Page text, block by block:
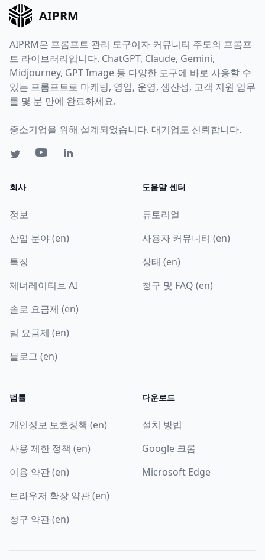
AIPRM
AIPRM은 프롬프트 관리 도구이자 커뮤니티 주도의 프롬프
트 라이브러리입니다. ChatGPT, Claude, Gemini,
Midjourney, GPT Image 등 다양한 도구에 바로 사용할 수
있는 프롬프트로 마케팅, 영업, 운영, 생산성, 고객 지원 업무
를 몇 분 만에 완료하세요.
중소기업을 위해 설계되었습니다. 대기업도 신뢰합니다.
회사
정보
산업 분야 (en)
특징
제너레이티브 AI
솔로 요금제 (en)
팀 요금제 (en)
블로그 (en)
도움말 센터
튜토리얼
사용자 커뮤니티 (en)
상태 (en)
청구 및 FAQ (en)
법률
개인정보 보호정책 (en)
사용 제한 정책 (en)
이용 약관 (en)
브라우저 확장 약관 (en)
청구 약관 (en)
다운로드
설치 방법
Google 크롬
Microsoft Edge